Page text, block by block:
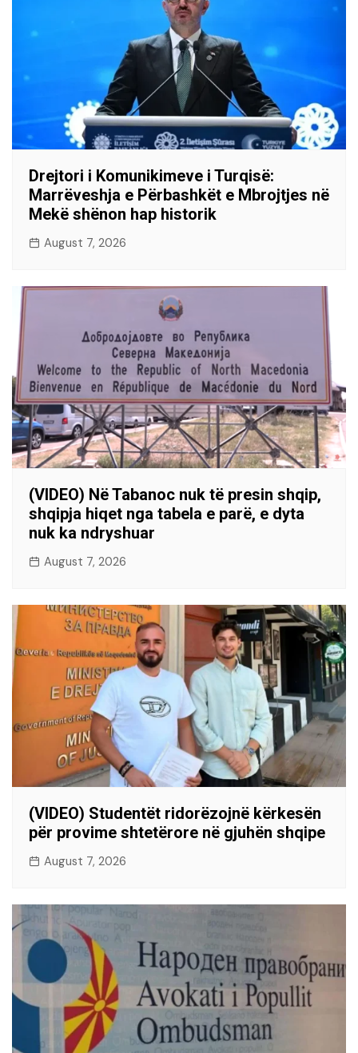
Drejtori i Komunikimeve i Turqisë:
Marrëveshja e Përbashkët e Mbrojtjes në
Mekë shënon hap historik
August 7, 2026
(VIDEO) Në Tabanoc nuk të presin shqip,
shqipja hiqet nga tabela e parë, e dyta
nuk ka ndryshuar
August 7, 2026
(VIDEO) Studentët ridorëzojnë kërkesën
për provime shtetërore në gjuhën shqipe
August 7, 2026